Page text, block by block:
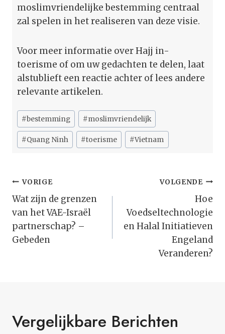
moslimvriendelijke bestemming centraal
zal spelen in het realiseren van deze visie.
Voor meer informatie over Hajj in-
toerisme of om uw gedachten te delen, laat
alstublieft een reactie achter of lees andere
relevante artikelen.
Bericht
tags:
#bestemming #moslimvriendelijk
#Quang Ninh #toerisme #Vietnam
Bericht
Navigatie
VORIGE
Wat zijn de grenzen
van het VAE-Israël
partnerschap? –
Gebeden
VOLGENDE
Hoe
Voedseltechnologie
en Halal Initiatieven
Engeland
Veranderen?
Vergelijkbare Berichten